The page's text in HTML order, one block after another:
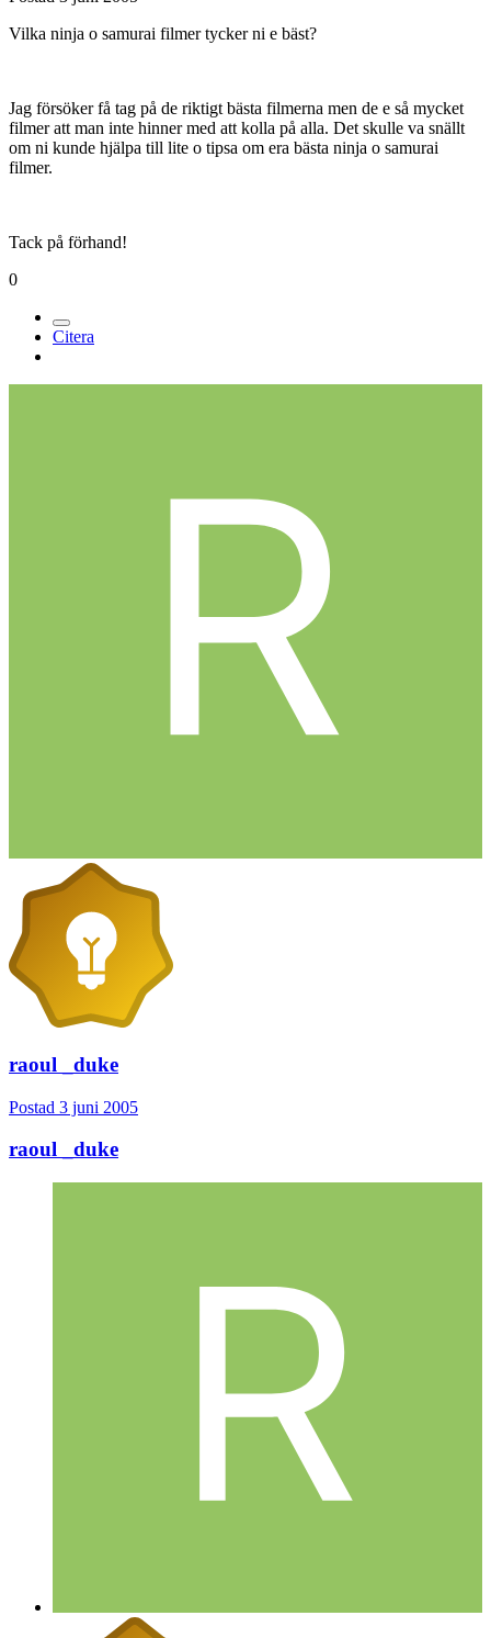
Vilka ninja o samurai filmer tycker ni e bäst?
Jag försöker få tag på de riktigt bästa filmerna men de e så mycket
filmer att man inte hinner med att kolla på alla. Det skulle va snällt
om ni kunde hjälpa till lite o tipsa om era bästa ninja o samurai
filmer.
Tack på förhand!
0
Citera
raoul _duke
Postad 3 juni 2005
raoul _duke